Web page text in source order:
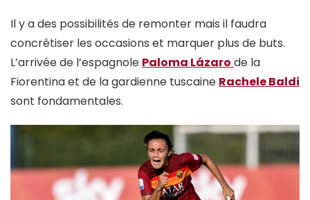
Il y a des possibilités de remonter mais il faudra
concrétiser les occasions et marquer plus de buts.
L’arrivée de l’espagnole Paloma Lázaro de la
Fiorentina et de la gardienne tuscaine Rachele Baldi
sont fondamentales.